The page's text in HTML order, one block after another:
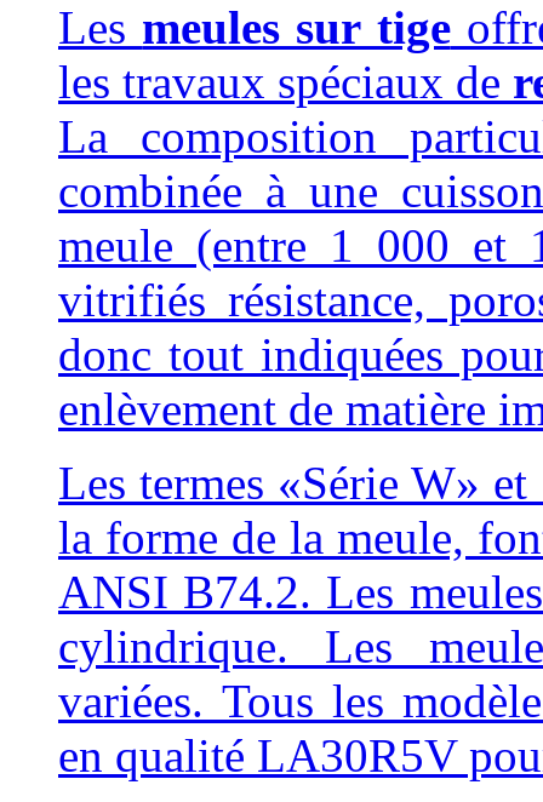
Les meules sur tige
les travaux spéciaux de
La composition
combinée à une
meule (entre 1 000 et
vitrifiés résistance,
donc tout indiquées
enlèvement de matière
Les termes «Série W»
la forme de la meule,
ANSI B74.2. Les
cylindrique. Les
variées. Tous les
en qualité LA30R5V